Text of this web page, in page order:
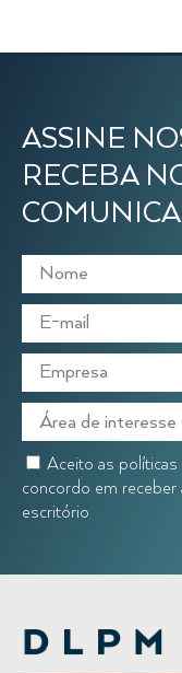
ASSINE
RECEBA
Aceito as políticas
concordo em
escritório